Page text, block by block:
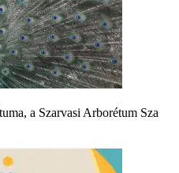
a Szarvasi Arborétum Sza